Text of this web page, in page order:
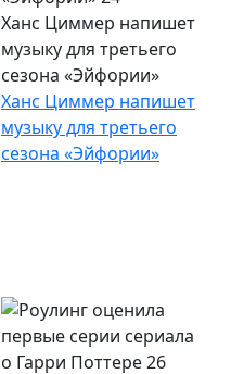
Ханс Циммер напишет
музыку для третьего
сезона «Эйфории»
Ханс Циммер напишет
музыку для третьего
сезона «Эйфории»